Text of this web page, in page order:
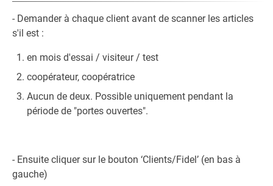
- Demander à chaque client avant de scanner les articles
s'il est :
en mois d'essai / visiteur / test
coopérateur, coopératrice
Aucun de deux. Possible uniquement pendant la
période de "portes ouvertes".
- Ensuite cliquer sur le bouton ‘Clients/Fidel’ (en bas à
gauche)